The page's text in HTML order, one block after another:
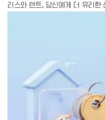
리스와 렌트, 당신에게 더 유리한